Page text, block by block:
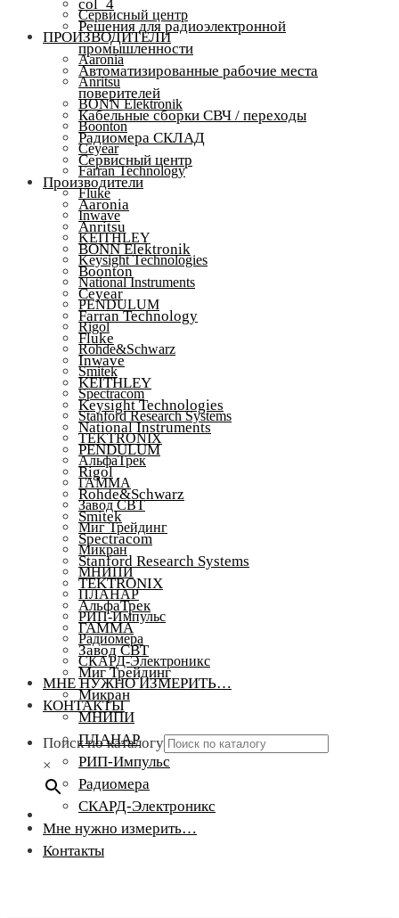
Сервисный центр
ПРОИЗВОДИТЕЛИ
Aaronia
Anritsu
BONN Elektronik
Boonton
Ceyear
Farran Technology
Fluke
Inwave
KEITHLEY
Keysight Technologies
National Instruments
PENDULUM
Rigol
Rohde&Schwarz
Smitek
Spectracom
Stanford Research Systems
TEKTRONIX
АльфаТрек
ГАММА
Завод СВТ
Миг Трейдинг
Микран
МНИПИ
ПЛАНАР
РИП-Импульс
Радиомера
СКАРД-Электроникс
МНЕ НУЖНО ИЗМЕРИТЬ…
КОНТАКТЫ
Поиск по каталогу
×
col_4
Решения для радиоэлектронной
промышленности
Автоматизированные рабочие места
поверителей
Кабельные сборки СВЧ / переходы
Радиомера СКЛАД
Сервисный центр
Производители
Aaronia
Anritsu
BONN Elektronik
Boonton
Ceyear
Farran Technology
Fluke
Inwave
KEITHLEY
Keysight Technologies
National Instruments
PENDULUM
Rigol
Rohde&Schwarz
Smitek
Spectracom
Stanford Research Systems
TEKTRONIX
АльфаТрек
ГАММА
Завод СВТ
Миг Трейдинг
Микран
МНИПИ
ПЛАНАР
РИП-Импульс
Радиомера
СКАРД-Электроникс
Мне нужно измерить…
Контакты